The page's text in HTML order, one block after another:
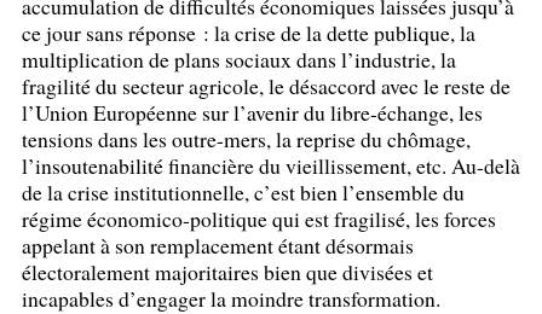
ce jour sans réponse : la crise de la dette publique, la
multiplication de plans sociaux dans l’industrie, la
fragilité du secteur agricole, le désaccord avec le reste de
l’Union Européenne sur l’avenir du libre-échange, les
tensions dans les outre-mers, la reprise du chômage,
l’insoutenabilité financière du vieillissement, etc. Au-delà
de la crise institutionnelle, c’est bien l’ensemble du
régime économico-politique qui est fragilisé, les forces
appelant à son remplacement étant désormais
électoralement majoritaires bien que divisées et
incapables d’engager la moindre transformation.